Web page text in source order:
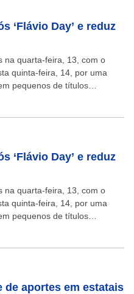
‘Flávio Day’ e reduz
na quarta-feira, 13, com o
quinta-feira, 14, por uma
pequenos de títulos
‘Flávio Day’ e reduz
na quarta-feira, 13, com o
quinta-feira, 14, por uma
pequenos de títulos
de aportes em estatais